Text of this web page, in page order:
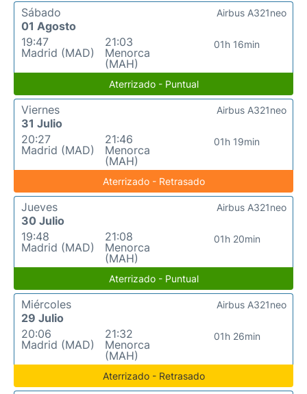
Sábado
01 Agosto
19:47
Madrid (MAD)
21:03
Menorca
(MAH)
01h 16min
Airbus A321neo
Aterrizado - Puntual
Viernes
31 Julio
20:27
Madrid (MAD)
21:46
Menorca
(MAH)
01h 19min
Airbus A321neo
Aterrizado - Retrasado
Jueves
30 Julio
19:48
Madrid (MAD)
21:08
Menorca
(MAH)
01h 20min
Airbus A321neo
Aterrizado - Puntual
Miércoles
29 Julio
20:06
Madrid (MAD)
21:32
Menorca
(MAH)
01h 26min
Airbus A321neo
Aterrizado - Retrasado